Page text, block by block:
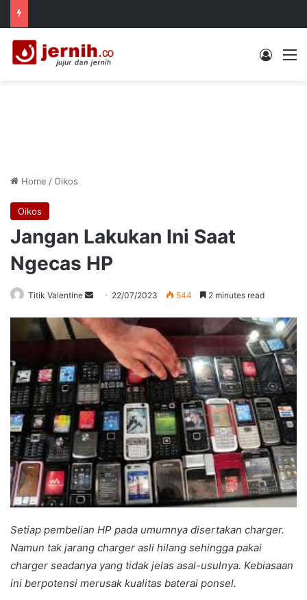
Log In
Home /Oikos
Oikos
Jangan Lakukan Ini Saat
Ngecas HP
Titik Valentine
Send
email
22/07/2023 544 2 minutes read
Setiap pembelian HP pada umumnya disertakan charger.
Namun tak jarang charger asli hilang sehingga pakai
charger seadanya yang tidak jelas asal-usulnya. Kebiasaan
ini berpotensi merusak kualitas baterai ponsel.